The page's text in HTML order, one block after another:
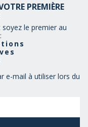
PREMIÈRE
le premier au
e-mail à utiliser lors du